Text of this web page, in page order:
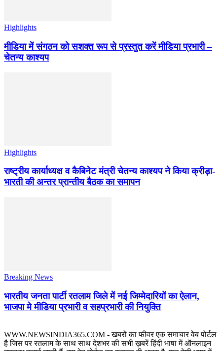
Highlights
मीडिया में संगठन को सशक्त रूप से प्रस्तुत करें मीडिया प्रभारी –
चेतन्य काश्यप
Highlights
राष्ट्रीय कार्याध्यक्ष व कैबिनेट मंत्री चेतन्य काश्यप ने किया क्रीड़ा-
भारती की अन्तर प्रान्तीय बैठक का समापन
Breaking News
भारतीय जनता पार्टी रतलाम जिले में नई जिम्मेदारियों का ऐलान,
भाजपा मे मीडिया प्रभारी व सहप्रभारी की नियुक्ति
WWW.NEWSINDIA365.COM - खबरों का फीवर एक समाचार वेब पोर्टल
है जिस पर रतलाम के साथ साथ देशभर की सभी ख़बरें हिंदी भाषा में ऑनलाइन